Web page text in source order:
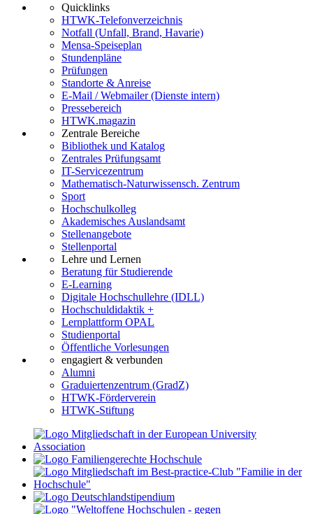
Quicklinks
HTWK-Telefonverzeichnis
Notfall (Unfall, Brand, Havarie)
Mensa-Speiseplan
Stundenpläne
Prüfungen
Standorte & Anreise
E-Mail / Webmailer (Dienste intern)
Pressebereich
HTWK.magazin
Zentrale Bereiche
Bibliothek und Katalog
Zentrales Prüfungsamt
IT-Servicezentrum
Mathematisch-Naturwissensch. Zentrum
Sport
Hochschulkolleg
Akademisches Auslandsamt
Stellenangebote
Stellenportal
Lehre und Lernen
Beratung für Studierende
E-Learning
Digitale Hochschullehre (IDLL)
Hochschuldidaktik +
Lernplattform OPAL
Studienportal
Öffentliche Vorlesungen
engagiert & verbunden
Alumni
Graduiertenzentrum (GradZ)
HTWK-Förderverein
HTWK-Stiftung